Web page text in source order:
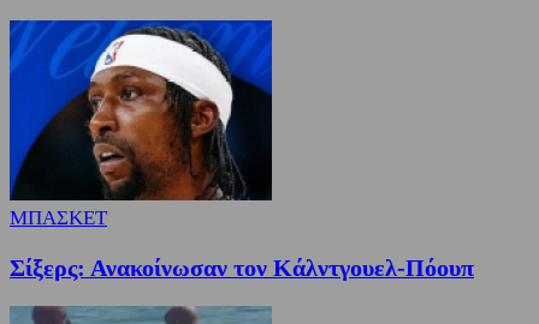
ΜΠΑΣΚΕΤ
Σίξερς: Ανακοίνωσαν τον Κάλντγουελ-Πόουπ